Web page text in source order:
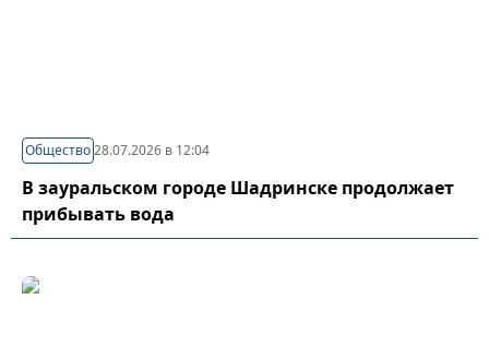
Общество28.07.2026 в 12:04
В зауральском городе Шадринске продолжает
прибывать вода